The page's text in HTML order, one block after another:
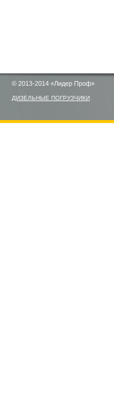
© 2013-2014 «Лидер Проф»
ДИЗЕЛЬНЫЕ ПОГРУЗЧИКИ